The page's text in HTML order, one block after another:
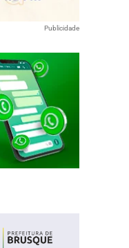
Publicidade